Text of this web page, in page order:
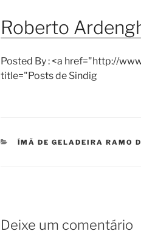
Roberto
Posted By : <a href="http://
title="Posts de Sindig
CATEGORIAS
ÍMÃ DE GELADEIRA RAMO
Deixe um comentário